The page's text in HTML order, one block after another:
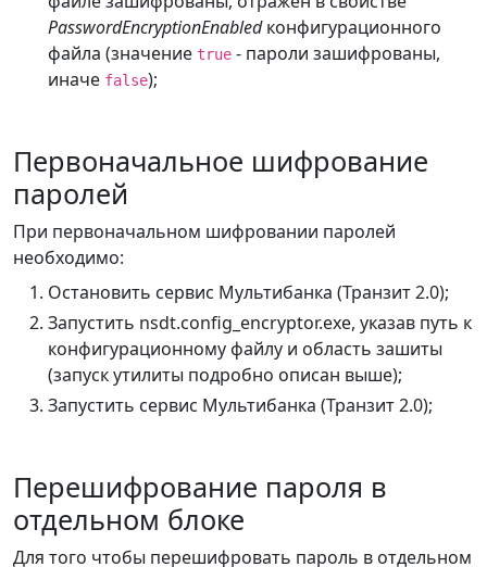
PasswordEncryptionEnabledконфигурационного
файла (значение true - пароли зашифрованы,
иначе false);
Первоначальное шифрование
паролей
При первоначальном шифровании паролей
необходимо:
Остановить сервис Мультибанка (Транзит 2.0);
Запустить nsdt.config_encryptor.exe, указав путь к
конфигурационному файлу и область зашиты
(запуск утилиты подробно описан выше);
Запустить сервис Мультибанка (Транзит 2.0);
Перешифрование пароля в
отдельном блоке
Для того чтобы перешифровать пароль в отдельном